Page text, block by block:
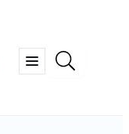
Ouvrir